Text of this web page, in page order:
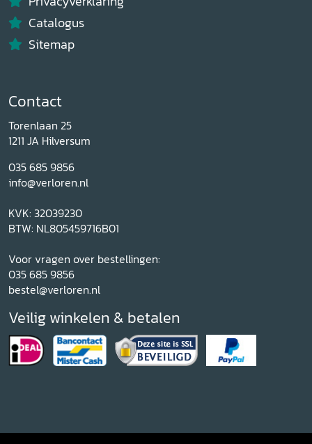
Catalogus
Sitemap
Contact
Torenlaan 25
1211 JA Hilversum
035 685 9856
info@verloren.nl
KVK: 32039230
BTW: NL805459716B01
Voor vragen over bestellingen:
035 685 9856
bestel@verloren.nl
Veilig winkelen & betalen